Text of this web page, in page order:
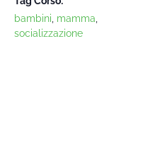
bambini mamma
socializzazione